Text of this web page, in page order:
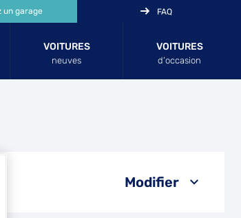
VOITURES
neuves
VOITURES
d’occasion
un garage FAQ
Modifier